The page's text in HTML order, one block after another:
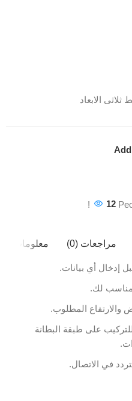
ثلاثى الابعاد
12
مراجعات (0) معلومات
إدخال أي بيانات.
لك.
والارتفاع المطلوب.
على طبقة البطانة
في الاتصال.